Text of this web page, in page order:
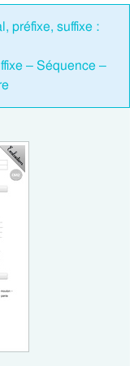
préfixe, suffixe :
– Séquence –